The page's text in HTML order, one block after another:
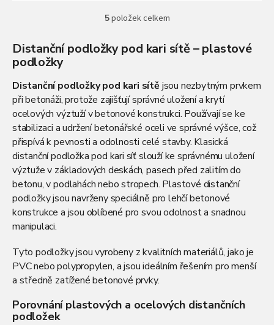
O
l
á
a
c
í
p
r
v
k
y
v
ý
p
i
s
5položek celkem
Distanční podložky pod kari sítě – plastové
podložky
Distanční podložky pod kari sítě jsou nezbytným prvkem
při betonáži, protože zajišťují správné uložení a krytí
ocelových výztuží v betonové konstrukci. Používají se ke
stabilizaci a udržení betonářské oceli ve správné výšce, což
přispívá k pevnosti a odolnosti celé stavby. Klasická
distanční podložka pod kari síť slouží ke správnému uložení
výztuže v základových deskách, pasech před zalitím do
betonu, v podlahách nebo stropech. Plastové distanční
podložky jsou navrženy speciálně pro lehčí betonové
konstrukce a jsou oblíbené pro svou odolnost a snadnou
manipulaci.
Tyto podložky jsou vyrobeny z kvalitních materiálů, jako je
PVC nebo polypropylen, a jsou ideálním řešením pro menší
a středně zatížené betonové prvky.
Porovnání plastových a ocelových distančních
podložek